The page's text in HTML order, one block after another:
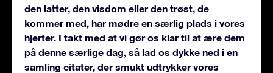
den latter, den visdom eller den trøst, de
kommer med, har mødre en særlig plads i vores
hjerter. I takt med at vi gør os klar til at ære dem
på denne særlige dag, så lad os dykke ned i en
samling citater, der smukt udtrykker vores